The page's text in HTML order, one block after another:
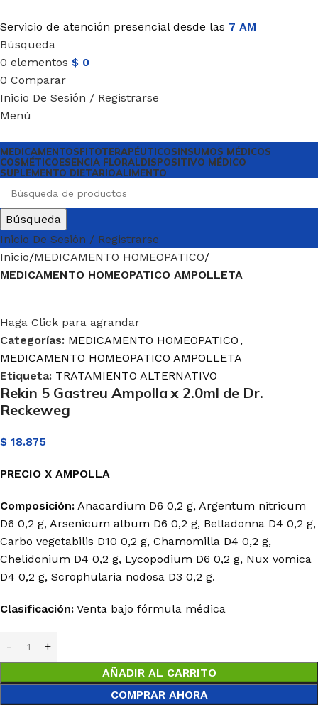
Servicio de atención presencial desde las 7 AM
Búsqueda
0 elementos $ 0
0 Comparar
Inicio De Sesión / Registrarse
Menú
MEDICAMENTOSFITOTERAPÉUTICOSINSUMOS MÉDICOS
COSMÉTICOESENCIA FLORALDISPOSITIVO MÉDICO
SUPLEMENTO DIETARIOALIMENTO
Búsqueda
Inicio De Sesión / Registrarse
Inicio MEDICAMENTO HOMEOPATICO
MEDICAMENTO HOMEOPATICO AMPOLLETA
Haga Click para agrandar
Categorías: MEDICAMENTO HOMEOPATICO ,
MEDICAMENTO HOMEOPATICO AMPOLLETA
Etiqueta: TRATAMIENTO ALTERNATIVO
Rekin 5 Gastreu Ampolla x 2.0ml de Dr.
Reckeweg
$ 18.875
PRECIO X AMPOLLA
Composición: Anacardium D6 0,2 g, Argentum nitricum
D6 0,2 g, Arsenicum album D6 0,2 g, Belladonna D4 0,2 g,
Carbo vegetabilis D10 0,2 g, Chamomilla D4 0,2 g,
Chelidonium D4 0,2 g, Lycopodium D6 0,2 g, Nux vomica
D4 0,2 g, Scrophularia nodosa D3 0,2 g.
Clasificación: Venta bajo fórmula médica
AÑADIR AL CARRITO
COMPRAR AHORA